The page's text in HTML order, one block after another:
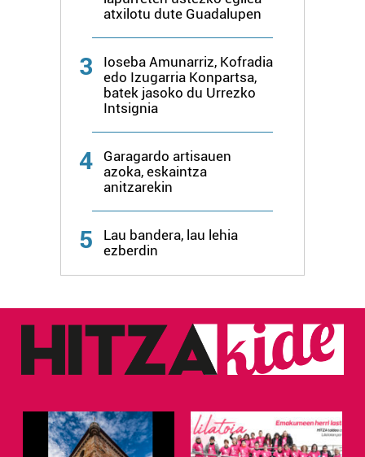
atxilotu dute Guadalupen
3
Ioseba Amunarriz, Kofradia
edo Izugarria Konpartsa,
batek jasoko du Urrezko
Intsignia
4
Garagardo artisauen
azoka, eskaintza
anitzarekin
5
Lau bandera, lau lehia
ezberdin